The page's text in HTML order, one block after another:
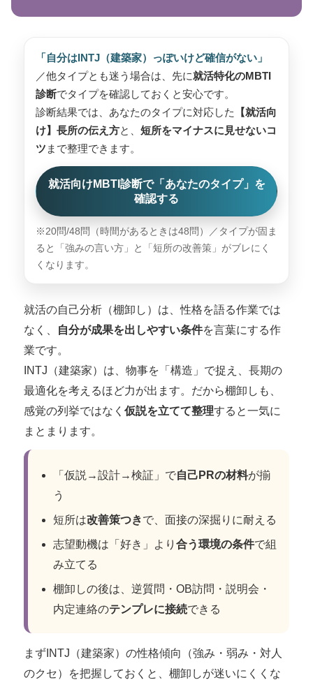
「自分はINTJ（建築家）っぽいけど確信がない」
／他タイプとも迷う場合は、先に就活特化のMBTI
診断でタイプを確認しておくと安心です。
診断結果では、あなたのタイプに対応した
【就活向
け】長所の伝え方と、 短所をマイナスに見せないコ
ツ まで整理できます。
就活向けMBTI診断で「あなたのタイプ」を
確認する
※20問/48問（時間があるときは48問）／タイプが固ま
ると「強みの言い方」と「短所の改善策」がブレにく
くなります。
就活の自己分析（棚卸し）は、性格を語る作業では
なく、
自分が成果を出しやすい条件を言葉にする作
業です。
INTJ（建築家）は、物事を「構造」で捉え、長期の
最適化を考えるほど力が出ます。だから棚卸しも、
感覚の列挙ではなく 仮説を立てて整理すると一気に
まとまります。
「仮説→設計→検証」で自己PRの材料が揃
う
短所は改善策つきで、面接の深掘りに耐える
志望動機は「好き」より 合う環境の条件で組
み立てる
棚卸しの後は、逆質問・OB訪問・説明会・
内定連絡のテンプレに接続できる
まずINTJ（建築家）の性格傾向（強み・弱み・対人
のクセ）を把握しておくと、棚卸しが迷いにくくな